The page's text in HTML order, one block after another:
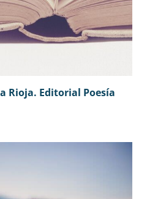
Rioja. Editorial Poesía